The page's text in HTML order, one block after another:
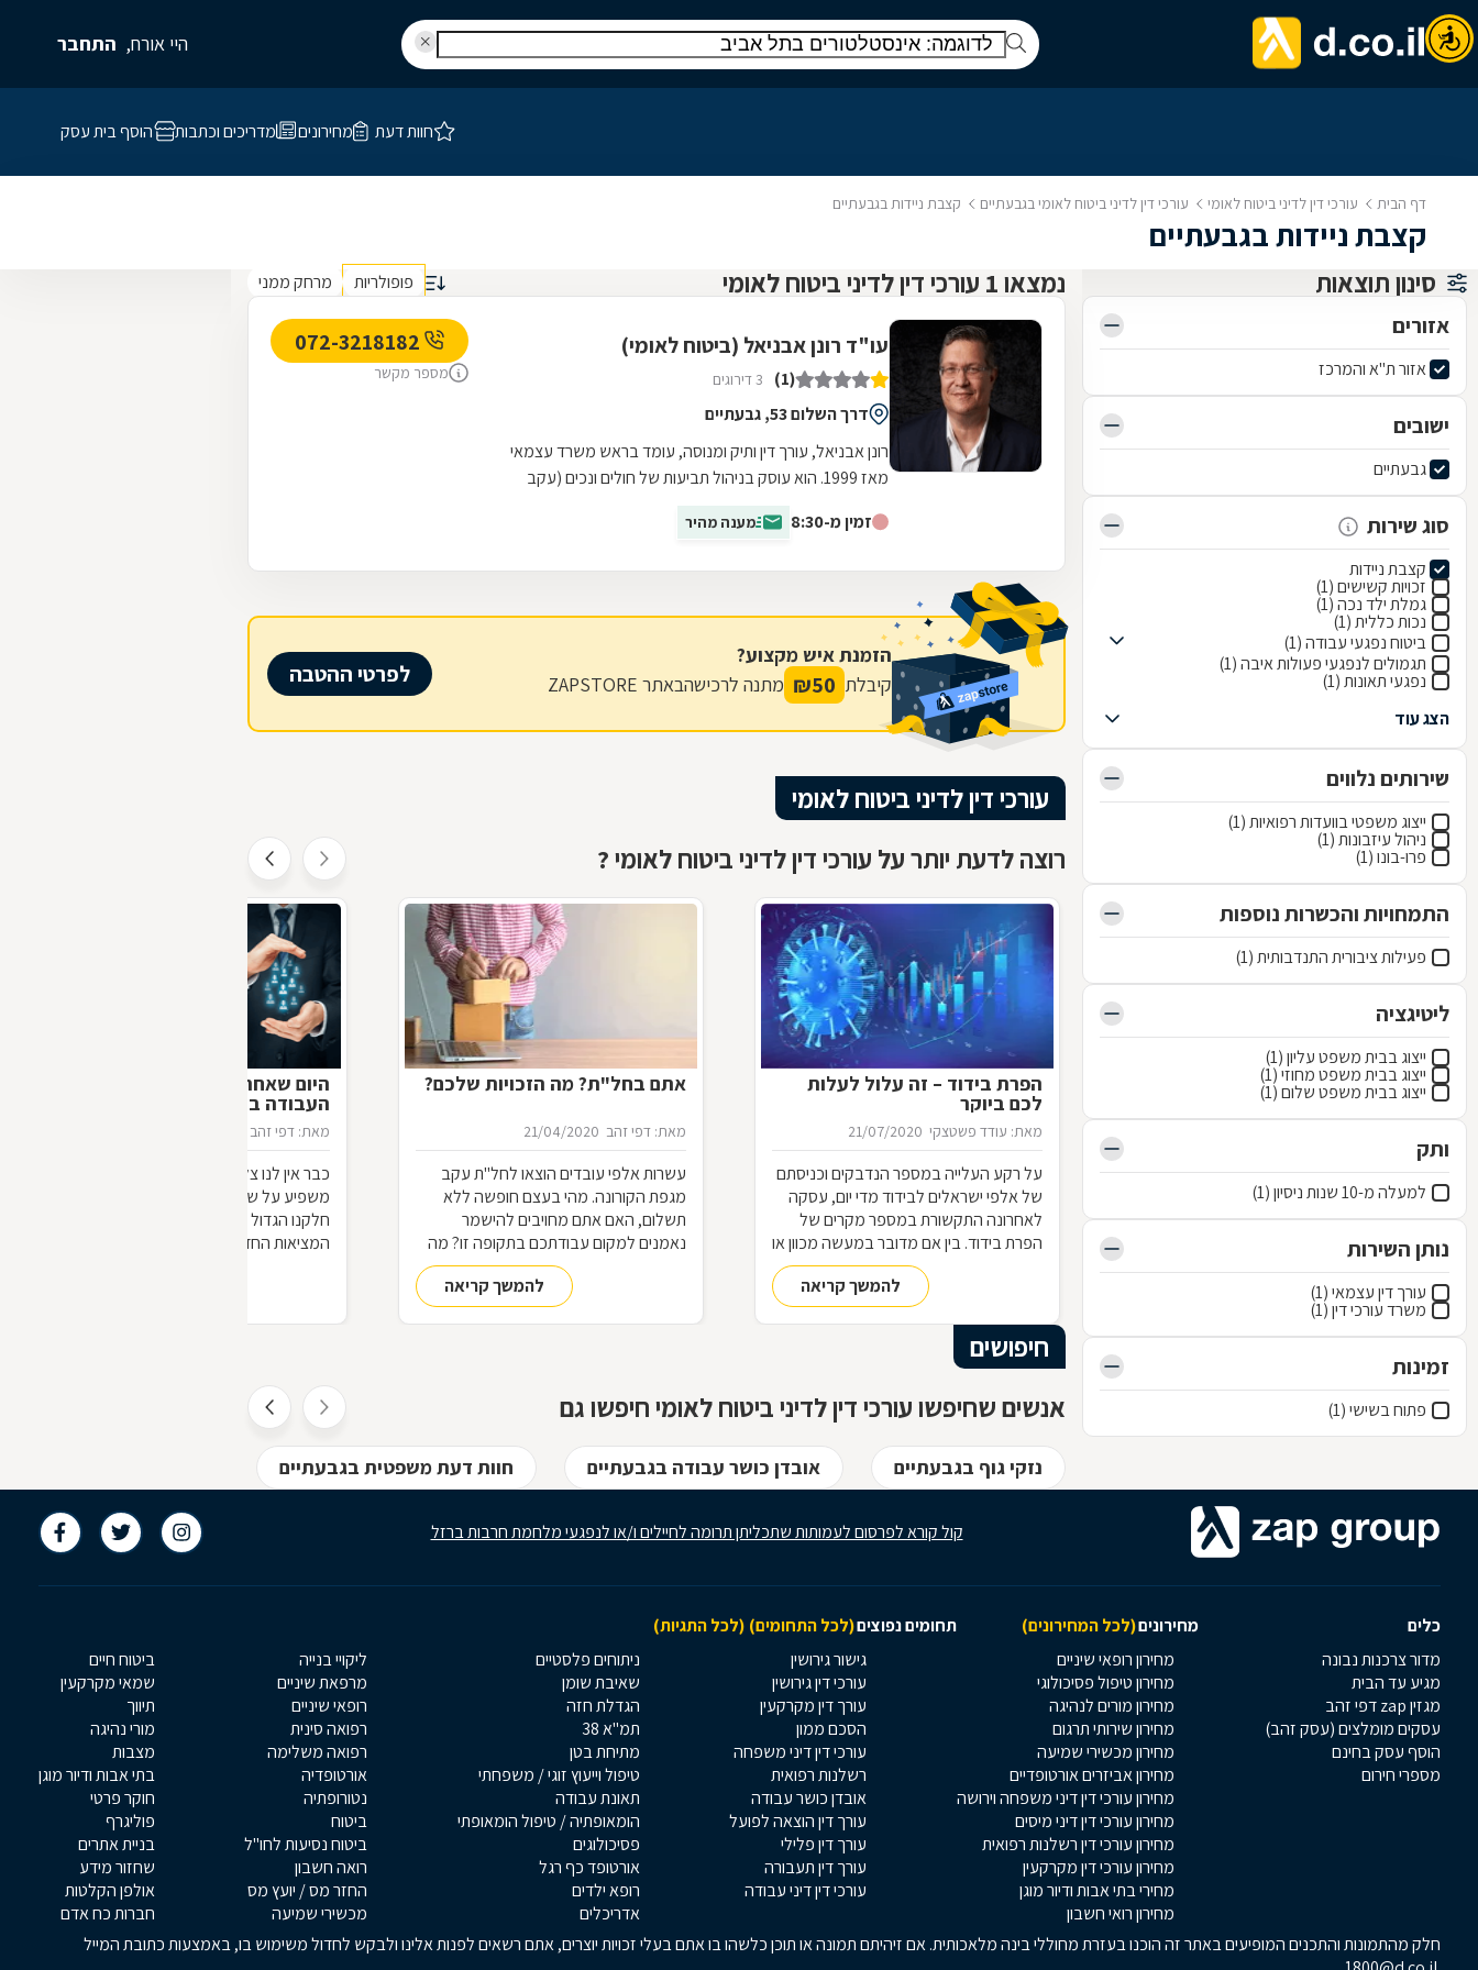
היי אורח, התחבר
חוות דעת מחירונים מדריכים וכתבות הוסף בית עסק
דף הבית עורכי דין לדיני ביטוח לאומי עורכי דין לדיני ביטוח לאומי בגבעתיים קצבת ניידות בגבעתיים
קצבת ניידות בגבעתיים
סינון תוצאות
אזורים
אזור ת"א והמרכז
ישובים
גבעתיים
סוג שירות
קצבת ניידות
זכויות קשישים (1)
גמלת ילד נכה (1)
נכות כללית (1)
ביטוח נפגעי עבודה (1)
תגמולים לנפגעי פעולות איבה (1)
נפגעי תאונות (1)
הצג עוד
שירותים נלווים
ייצוג משפטי בוועדות רפואיות (1)
ניהול עיזבונות (1)
פרו-בונו (1)
התמחויות והכשרות נוספות
פעילות ציבורית התנדבותית (1)
ליטיגציה
ייצוג בבית משפט עליון (1)
ייצוג בבית משפט מחוזי (1)
ייצוג בבית משפט שלום (1)
ותק
למעלה מ-10 שנות ניסיון (1)
נותן השירות
עורך דין עצמאי (1)
משרד עורכי דין (1)
זמינות
פתוח בשישי (1)
נמצאו 1 עורכי דין לדיני ביטוח לאומי פופולריות מרחק ממני
עו"ד רונן אבניאל (ביטוח לאומי)
(1) 3 דירוגים
דרך השלום 53, גבעתיים
רונן אבניאל, עורך דין ותיק ומנוסה, עומד בראש משרד עצמאי
מאז 1999. הוא עוסק בניהול תביעות של חולים ונכים (עקב
זמין מ-8:30 מענה מהיר
מספר מקשר
הזמנת איש מקצוע?
קיבלת 50
₪ מתנה לרכישהבאתר ZAPSTORE לפרטי ההטבה
עורכי דין לדיני ביטוח לאומי
רוצה לדעת יותר על עורכי דין לדיני ביטוח לאומי ?
הפרת בידוד – זה עלול לעלות
לכם ביוקר
מאת: עודד פשטצקי 21/07/2020
על רקע העלייה במספר הנדבקים וכניסתם
של אלפי ישראלים לבידוד מדי יום, עסקה
לאחרונה התקשורת במספר מקרים של
הפרת בידוד. בין אם מדובר במעשה מכוון או
באי הבנה של תנאי הבידוד, להפרת הבידוד
ישנן השלכות אותן חשוב להכירלהמשך קריאה
אתם בחל"ת? מה הזכויות שלכם?
מאת: דפי זהב 21/04/2020
עשרות אלפי עובדים הוצאו לחל"ת עקב
מגפת הקורונה. מהי בעצם חופשה ללא
תשלום, האם אתם מחויבים להישמר
נאמנים למקום עבודתכם בתקופה זו? מה
ההבדל בין חל"ת לפיטורים? האם תחזרו
לעבודה בתום תקופת החל"ת?להמשך קריאה
היום שאחרי מחר: כיצד יראה עולם
העבודה ביום שאחרי הקורונה?
מאת: דפי זהב
כבר אין לנו צל של ספק שמשבר הקורונה
משפיע על שוק העבודה בישראל ובעולם.
חלקנו הגדול יכול כבר לנחש את פני
המציאות החדשה שתיווצר בעולם
וקטן של נדבקים, מספר הולך וקטן של
נפטרים, ועל ביטול מצב החירום. איננו
יודעים עדיין מתי יבוא היום הזה, אבל הוא
יבוא, וכאשר הוא יגיע, נגלה שוירוס הקורנה
היה רק הטריגר שדוחף את שוק העבודה
חיפושים
אנשים שחיפשו עורכי דין לדיני ביטוח לאומי חיפשו גם
נזקי גוף בגבעתיים אובדן כושר עבודה בגבעתיים חוות דעת משפטית בגבעתיים
קול קורא לפרסום לעמותות שתכליתן תרומה לחיילים ו/או לנפגעי מלחמת חרבות ברזל
כלים מחירונים(לכל המחירונים) תחומים נפוצים(לכל התחומים) (לכל התגיות)
מדור צרכנות נבונה
מגיע עד הבית
מגזין zap דפי זהב
עסקים מומלצים (עסק זהב)
הוסף עסק בחינם
מספרי חירום
מחירון רופאי שיניים
מחירון טיפול פסיכולוגי
מחירון מורים לנהיגה
מחירון שירותי תרגום
מחירון מכשירי שמיעה
מחירון אביזרים אורטופדיים
מחירון עורכי דין דיני משפחה וירושה
מחירון עורכי דין דיני מיסים
מחירון עורכי דין רשלנות רפואית
מחירון עורכי דין מקרקעין
מחירי בתי אבות ודיור מוגן
מחירון רואי חשבון
גישור גירושין
עורכי דין גירושין
עורך דין מקרקעין
הסכם ממון
עורכי דין דיני משפחה
רשלנות רפואית
אובדן כושר עבודה
עורך דין הוצאה לפועל
עורך דין פלילי
עורך דין תעבורה
עורכי דין דיני עבודה
ניתוחים פלסטיים
שאיבת שומן
הגדלת חזה
תמ"א 38
מתיחת בטן
טיפול וייעוץ זוגי / משפחתי
תאונת עבודה
הומאופתיה / טיפול הומאופתי
פסיכולוגים
אורטופד כף רגל
רופא ילדים
אדריכלים
ליקויי בנייה
מרפאת שיניים
רופאי שיניים
רפואה סינית
רפואה משלימה
אורטופדיה
נטורופתיה
ביטוח
ביטוח נסיעות לחו"ל
רואה חשבון
החזר מס / יועץ מס
מכשירי שמיעה
ביטוח חיים
שמאי מקרקעין
תיווך
מורי נהיגה
מצבות
בתי אבות ודיור מוגן
חוקר פרטי
פוליגרף
בניית אתרים
שחזור מידע
אולפן הקלטות
חברות כח אדם
חלק מהתמונות והתכנים המופיעים באתר זה הוכנו בעזרת מחוללי בינה מלאכותית. אם זיהיתם תמונה או תוכן כלשהו בו אתם בעלי זכויות יוצרים, אתם רשאים לפנות אלינו ולבקש לחדול משימוש בו, באמצעות כתובת המייל